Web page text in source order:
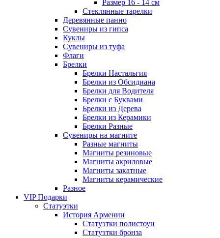
Размер 16 - 14 см
Стеклянные тарелки
Деревянные панно
Сувениры из гипса
Куклы
Сувениры из туфа
Флаги
Брелки
Брелки Настальгия
Брелки из Обсидиана
Брелки для Водителя
Брелки с Буквами
Брелки из Дерева
Брелки из Керамики
Брелки Разные
Сувениры на магните
Разные магниты
Магниты резиновые
Магниты акриловые
Магниты закатные
Магниты керамические
Разное
VIP Подарки
Статуэтки
История Армении
Статуэтки полистоун
Статуэтки бронза